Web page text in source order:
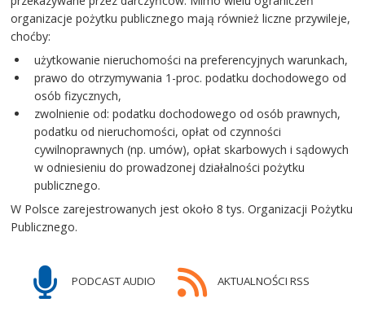
organizacje pożytku publicznego mają również liczne przywileje,
choćby:
użytkowanie nieruchomości na preferencyjnych warunkach,
prawo do otrzymywania 1-proc. podatku dochodowego od
osób fizycznych,
zwolnienie od: podatku dochodowego od osób prawnych,
podatku od nieruchomości, opłat od czynności
cywilnoprawnych (np. umów), opłat skarbowych i sądowych
w odniesieniu do prowadzonej działalności pożytku
publicznego.
W Polsce zarejestrowanych jest około 8 tys. Organizacji Pożytku
Publicznego.
PODCAST AUDIO AKTUALNOŚCI RSS